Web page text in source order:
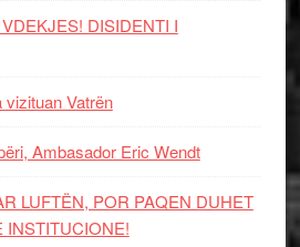
DISIDENTI I
vizituan Vatrën
Ambasador Eric Wendt
LUFTËN, POR PAQEN DUHET
INSTITUCIONE!